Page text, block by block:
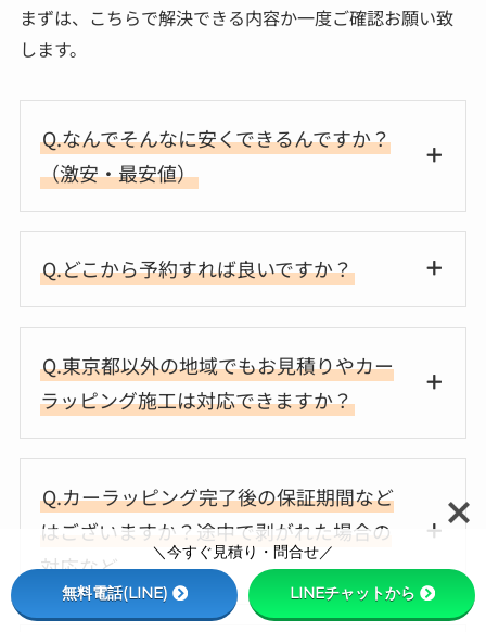
まずは、こちらで解決できる内容か一度ご確認お願い致
します。
Q.なんでそんなに安くできるんですか？
（激安・最安値）
Q.どこから予約すれば良いですか？
Q.東京都以外の地域でもお見積りやカー
ラッピング施工は対応できますか？
Q.カーラッピング完了後の保証期間など
はございますか？途中で剥がれた場合の
対応など
＼今すぐ見積り・問合せ／
無料電話(LINE) LINEチャットから